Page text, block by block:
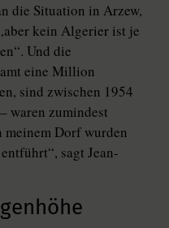
die Situation in Arzew,
kein Algerier ist je
Und die
eine Million
sind zwischen 1954
waren zumindest
Dorf wurden
sagt Jean-